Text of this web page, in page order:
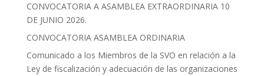
CONVOCATORIA A ASAMBLEA EXTRAORDINARIA 10
DE JUNIO 2026.
CONVOCATORIA ASAMBLEA ORDINARIA
Comunicado a los Miembros de la SVO en relación a la
Ley de fiscalización y adecuación de las organizaciones